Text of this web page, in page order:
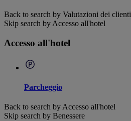
Back to search by Valutazioni dei clienti
Skip search by Accesso all'hotel
Accesso all'hotel
Parcheggio
Back to search by Accesso all'hotel
Skip search by Benessere